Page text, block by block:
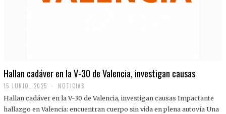
Hallan cadáver en la V-30 de Valencia, investigan causas
15 JUNIO, 2025 NOTICIAS
Hallan cadáver en la V-30 de Valencia, investigan causas Impactante
hallazgo en Valencia: encuentran cuerpo sin vida en plena autovía Una